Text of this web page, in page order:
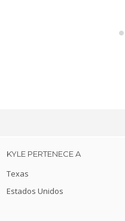
KYLE PERTENECE A
Texas
Estados Unidos